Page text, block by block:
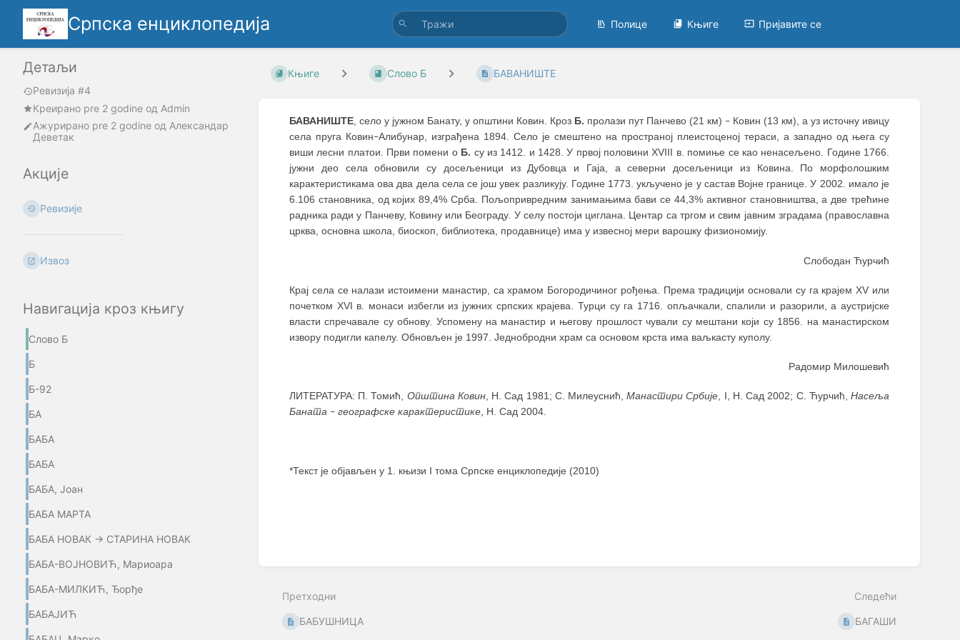
Српска енциклопедија Полице Књиге Пријавите се
Детаљи
Ревизија #4
Креирано pre 2 godine oд Admin
Ажурирано pre 2 godine од Александар
Деветак
Акције
Ревизије
Извоз
Навигација кроз књигу
Слово Б
Б
Б-92
БА
БАБА
БАБА
БАБА, Јоан
БАБА МАРТА
БАБА НОВАК → СТАРИНА НОВАК
БАБА-ВОЈНОВИЋ, Мариоара
БАБА-МИЛКИЋ, Ђорђе
БАБАЈИЋ
Књиге Слово Б БАВАНИШТЕ
БАВАНИШТЕ, село у јужном Банату, у општини Ковин. Кроз Б. пролази пут Панчево (21 км) – Ковин (13 км), а уз источну ивицу
села пруга Ковин–Алибунар, изграђена 1894. Село је смештено на пространој плеистоценој тераси, а западно од њега су
виши лесни платои. Први помени о Б. су из 1412. и 1428. У првој половини XVIII в. помиње се као ненасељено. Године 1766.
јужни део села обновили су досељеници из Дубовца и Гаја, а северни досељеници из Ковина. По морфолошким
карактеристикама ова два дела села се још увек разликују. Године 1773. укључено је у састав Војне границе. У 2002. имало је
6.106 становника, од којих 89,4% Срба. Пољопривредним занимањима бави се 44,3% активног становништва, а две трећине
радника ради у Панчеву, Ковину или Београду. У селу постоји циглана. Центар са тргом и свим јавним зградама (православна
црква, основна школа, биоскоп, библиотека, продавнице) има у извесној мери варошку физиономију.
Слободан Ћурчић
Крај села се налази истоимени манастир, са храмом Богородичиног рођења. Према традицији основали су га крајем XV или
почетком XVI в. монаси избегли из јужних српских крајева. Турци су га 1716. опљачкали, спалили и разорили, а аустријске
власти спречавале су обнову. Успомену на манастир и његову прошлост чували су мештани који су 1856. на манастирском
извору подигли капелу. Обновљен је 1997. Једнобродни храм са основом крста има ваљкасту куполу.
Радомир Милошевић
ЛИТЕРАТУРА: П. Томић, Општина Ковин, Н. Сад 1981; С. Милеуснић,Манастири Србије, I, Н. Сад 2002; С. Ћурчић,Насеља
Баната – географске карактеристике, Н. Сад 2004.
*Текст је објављен у 1. књизи I тома Српске енциклопедије (2010)
Претходни
БАБУШНИЦА
Следећи
БАГАШИ